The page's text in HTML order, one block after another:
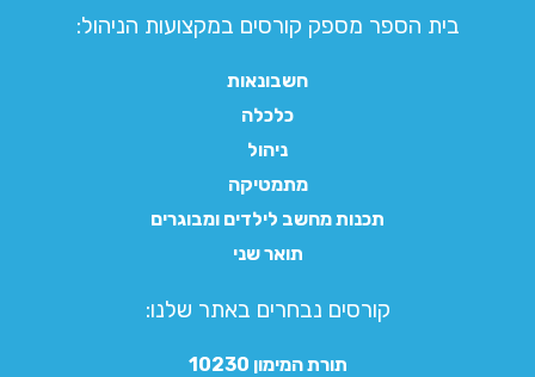
בית הספר מספק קורסים במקצועות הניהול:
חשבונאות
כלכלה
ניהול
מתמטיקה
תכנות מחשב לילדים ומבוגרים
תואר שני
קורסים נבחרים באתר שלנו:​
תורת המימון 10230